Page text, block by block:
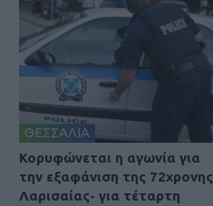
ΘΕΣΣΑΛΙΑ
Κορυφώνεται η αγωνία για
την εξαφάνιση της 72χρονης
Λαρισαίας- για τέταρτη